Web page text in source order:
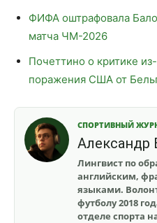
ФИФА оштрафовала
матча ЧМ-2026
Почеттино о критике
поражения США от
СПОРТИВНЫЙ
Александр
Лингвист по
английским,
языками.
футболу 2018
отделе спорта